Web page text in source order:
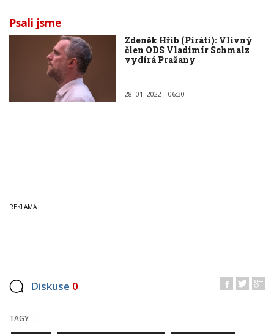
Psali jsme
Zdeněk Hřib (Piráti): Vlivný
člen ODS Vladimír Schmalz
vydírá Pražany
28. 01. 2022 06:30
Diskuse 0
TAGY